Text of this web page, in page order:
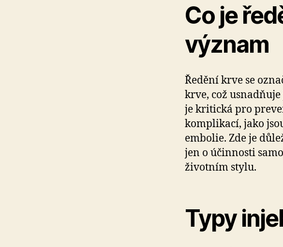
Co je
význam
Ředění krve se
krve, což
je kritická pro
komplikací, jako
embolie. Zde je
jen o účinnosti
životním stylu.
Typy